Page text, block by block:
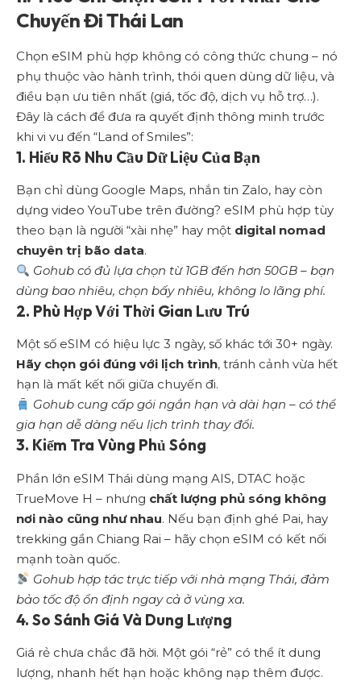
Chuyến Đi Thái Lan
Chọn eSIM phù hợp không có công thức chung – nó
phụ thuộc vào hành trình, thói quen dùng dữ liệu, và
điều bạn ưu tiên nhất (giá, tốc độ, dịch vụ hỗ trợ…).
Đây là cách để đưa ra quyết định thông minh trước
khi vi vu đến “Land of Smiles”:
1. Hiểu Rõ Nhu Cầu Dữ Liệu Của Bạn
Bạn chỉ dùng Google Maps, nhắn tin Zalo, hay còn
dựng video YouTube trên đường? eSIM phù hợp tùy
theo bạn là người “xài nhẹ” hay một digital nomad
chuyên trị bão data.
Gohub có đủ lựa chọn từ 1GB đến hơn 50GB – bạn
dùng bao nhiêu, chọn bấy nhiêu, không lo lãng phí.
2. Phù Hợp Với Thời Gian Lưu Trú
Một số eSIM có hiệu lực 3 ngày, số khác tới 30+ ngày.
Hãy chọn gói đúng với lịch trình, tránh cảnh vừa hết
hạn là mất kết nối giữa chuyến đi.
Gohub cung cấp gói ngắn hạn và dài hạn – có thể
gia hạn dễ dàng nếu lịch trình thay đổi.
3. Kiểm Tra Vùng Phủ Sóng
Phần lớn eSIM Thái dùng mạng AIS, DTAC hoặc
TrueMove H – nhưng chất lượng phủ sóng không
nơi nào cũng như nhau. Nếu bạn định ghé Pai, hay
trekking gần Chiang Rai – hãy chọn eSIM có kết nối
mạnh toàn quốc.
Gohub hợp tác trực tiếp với nhà mạng Thái, đảm
bảo tốc độ ổn định ngay cả ở vùng xa.
4. So Sánh Giá Và Dung Lượng
Giá rẻ chưa chắc đã hời. Một gói “rẻ” có thể ít dung
lượng, nhanh hết hạn hoặc không nạp thêm được.